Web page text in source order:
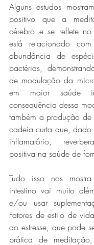
Alguns estudos
positivo que a
cérebro e se reflete no
está relacionado
abundância de
bactérias,
de modulação da
em maior saúde
consequência dessa
também a produção
cadeia curta que, dado
inflamatório,
positiva na saúde de
Tudo isso nos
intestino vai muito
e/ou usar
Fatores de estilo de
do estresse, que pode
prática de